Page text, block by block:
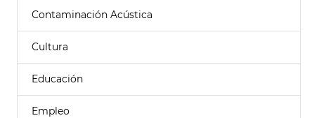
Contaminación Acústica
Cultura
Educación
Empleo